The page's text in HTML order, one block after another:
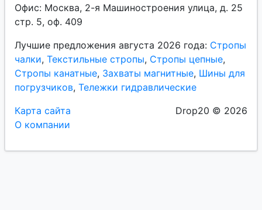
Офис: Москва, 2-я Машиностроения улица, д. 25
стр. 5, оф. 409
Лучшие предложения августа 2026 года: Стропы
чалки, Текстильные стропы, Стропы цепные,
Стропы канатные, Захваты магнитные, Шины для
погрузчиков, Тележки гидравлические
Карта сайта
О компании
Drop20 © 2026